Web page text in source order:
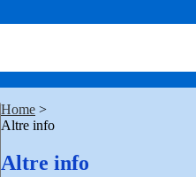
Home >
Altre info
Altre info